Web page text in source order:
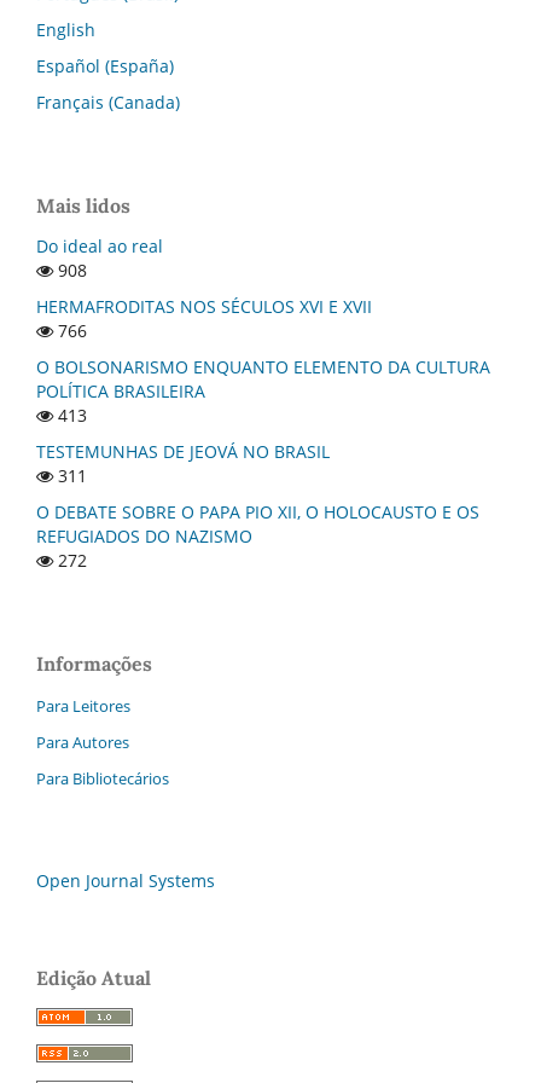
English
Español (España)
Français (Canada)
Mais lidos
Do ideal ao real
908
HERMAFRODITAS NOS SÉCULOS XVI E XVII
766
O BOLSONARISMO ENQUANTO ELEMENTO DA CULTURA
POLÍTICA BRASILEIRA
413
TESTEMUNHAS DE JEOVÁ NO BRASIL
311
O DEBATE SOBRE O PAPA PIO XII, O HOLOCAUSTO E OS
REFUGIADOS DO NAZISMO
272
Informações
Para Leitores
Para Autores
Para Bibliotecários
Open Journal Systems
Edição Atual